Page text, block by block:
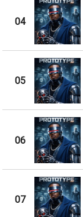
04
05
06
07